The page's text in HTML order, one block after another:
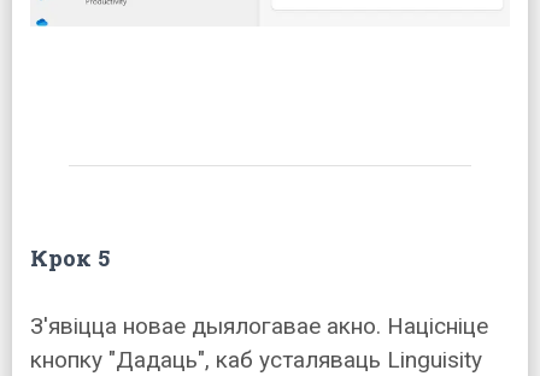
Крок 5
З'явіцца новае дыялогавае акно. Націсніце
кнопку "Дадаць", каб усталяваць Linguisity